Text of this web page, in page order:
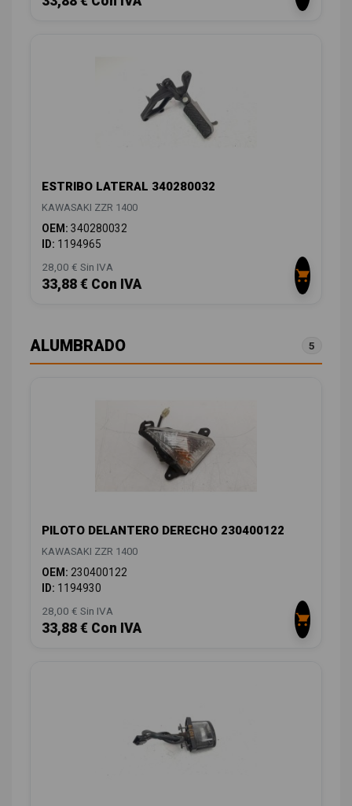
ESTRIBO LATERAL 340280032
KAWASAKI ZZR 1400
OEM: 340280032
ID: 1194965
28,00 € Sin IVA
33,88 € Con IVA
ALUMBRADO 5
PILOTO DELANTERO DERECHO 230400122
KAWASAKI ZZR 1400
OEM: 230400122
ID: 1194930
28,00 € Sin IVA
33,88 € Con IVA